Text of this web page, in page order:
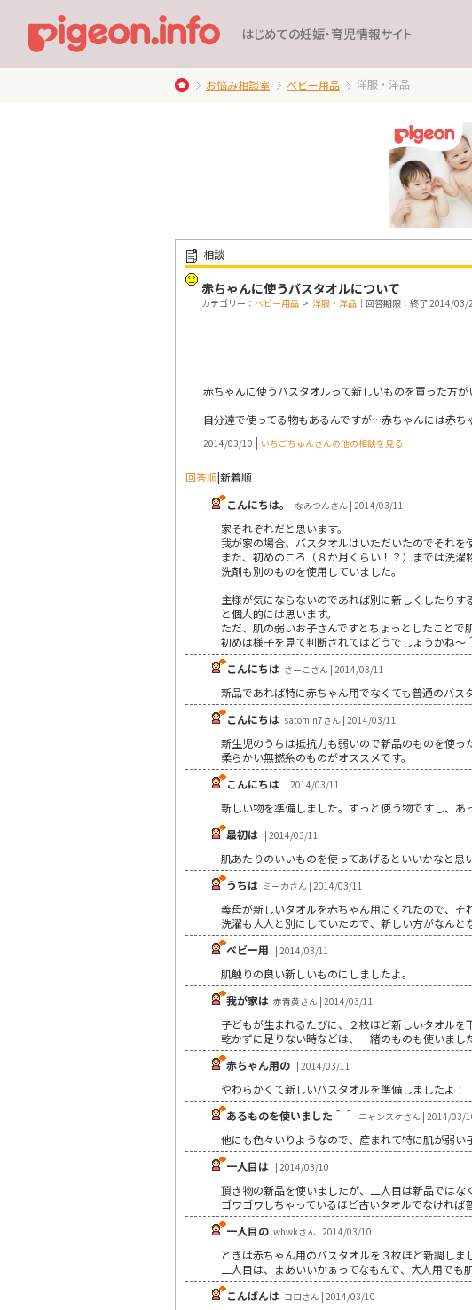
はじめての妊娠・育児情報サイト
お悩み相談室 ベビー用品 洋服・洋品
相談
赤ちゃんに使うバスタオルについて
カテゴリー： ベビー用品 > 洋服・洋品 ｜回答期限：終了 2014/
赤ちゃんに使うバスタオルって新しいものを買った方が
自分達で使ってる物もあるんですが…赤ちゃんには赤
2014/03/10 | いちごちゅんさんの他の相談を見る
回答順|新着順
こんにちは。
なみつんさん | 2014/03/11
家それぞれだと思います。
我が家の場合、バスタオルはいただいたのでそれを
また、初めのころ（８か月くらい！？）までは洗濯
洗剤も別のものを使用していました。
主様が気にならないのであれば別に新しくしたりす
と個人的には思います。
ただ、肌の弱いお子さんですとちょっとしたことで
初めは様子を見て判断されてはどうでしょうかね～
こんにちは さーこさん | 2014/03/11
新品であれば特に赤ちゃん用でなくても普通のバス
こんにちは satomin7さん | 2014/03/11
新生児のうちは抵抗力も弱いので新品のものを使っ
柔らかい無撚糸のものがオススメです。
こんにちは | 2014/03/11
新しい物を準備しました。ずっと使う物ですし、あ
最初は | 2014/03/11
肌あたりのいいものを使ってあげるといいかなと思
うちは ミーカさん | 2014/03/11
義母が新しいタオルを赤ちゃん用にくれたので、そ
洗濯も大人と別にしていたので、新しい方がなんと
ベビー用 | 2014/03/11
肌触りの良い新しいものにしましたよ。
我が家は 赤青黄さん | 2014/03/11
子どもが生まれるたびに、２枚ほど新しいタオルを
乾かずに足りない時などは、一緒のものも使いまし
赤ちゃん用の | 2014/03/11
やわらかくて新しいバスタオルを準備しましたよ！
あるものを使いました＾＾
ニャンスケさん | 2014/03/
他にも色々いりようなので、産まれて特に肌が弱い
一人目は | 2014/03/10
頂き物の新品を使いましたが、二人目は新品では
ゴワゴワしちゃっているほど古いタオルでなければ
一人目の whwkさん | 2014/03/10
ときは赤ちゃん用のバスタオルを３枚ほど新調しま
二人目は、まあいいかぁってなもんで、大人用でも
こんばんは コロさん | 2014/03/10